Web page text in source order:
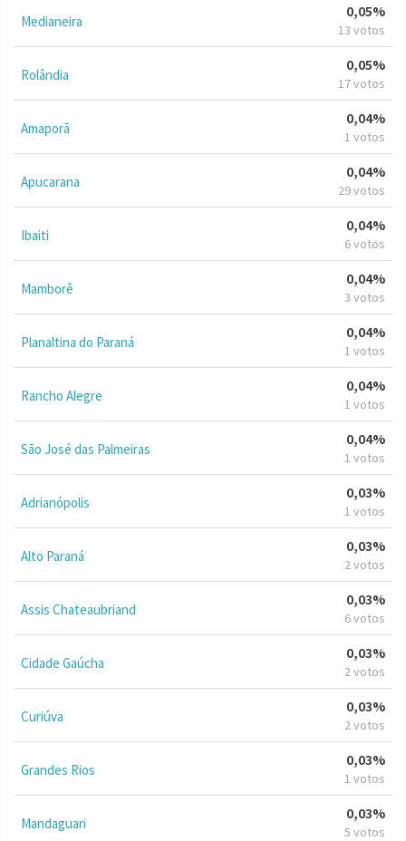
Medianeira
0,05%
13 votos
Rolândia
0,05%
17 votos
Amaporã
0,04%
1 votos
Apucarana
0,04%
29 votos
Ibaiti
0,04%
6 votos
Mamborê
0,04%
3 votos
Planaltina do Paraná
0,04%
1 votos
Rancho Alegre
0,04%
1 votos
São José das Palmeiras
0,04%
1 votos
Adrianópolis
0,03%
1 votos
Alto Paraná
0,03%
2 votos
Assis Chateaubriand
0,03%
6 votos
Cidade Gaúcha
0,03%
2 votos
Curiúva
0,03%
2 votos
Grandes Rios
0,03%
1 votos
Mandaguari
0,03%
5 votos